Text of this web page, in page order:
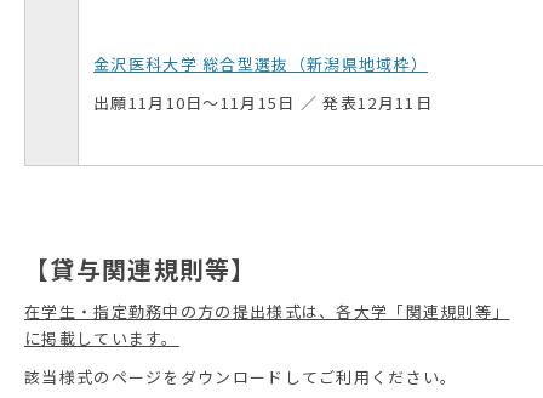
金沢医科大学 総合型選抜（新潟県地域枠）
出願11月10日～11月15日 ／ 発表12月11日
【貸与関連規則等】
在学生・指定勤務中の方の提出様式は、各大学「関連規則等」
に掲載しています。
該当様式のページをダウンロードしてご利用ください。